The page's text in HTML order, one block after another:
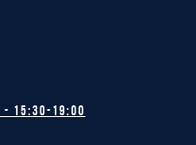
15:30-19:00